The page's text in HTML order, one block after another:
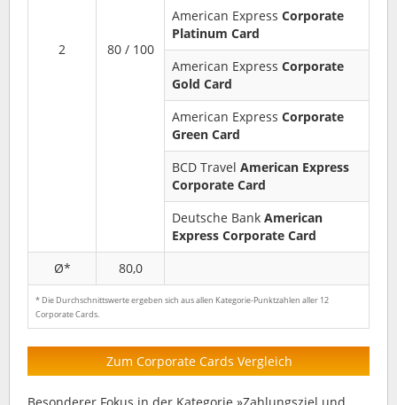
2 80 / 100
American Express Corporate
Platinum Card
American Express Corporate
Gold Card
American Express Corporate
Green Card
BCD Travel American Express
Corporate Card
Deutsche Bank American
Express Corporate Card
Ø*
80,0
* Die Durchschnittswerte ergeben sich aus allen Kategorie-Punktzahlen aller 12
Corporate Cards.
Zum Corporate Cards Vergleich
Besonderer Fokus in der Kategorie »Zahlungsziel und